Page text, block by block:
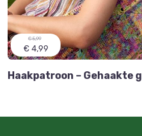
€ 5,99
€ 4,99
Haakpatroon – Gehaakte